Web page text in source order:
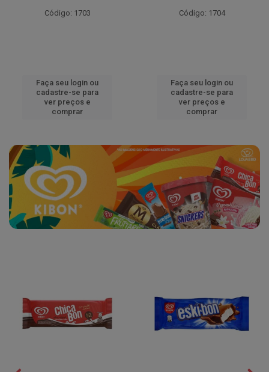
Código: 1703
Faça seu login ou
cadastre-se para
ver preços e
comprar
Código: 1704
Faça seu login ou
cadastre-se para
ver preços e
comprar